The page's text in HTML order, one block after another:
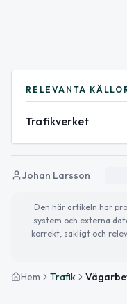
RELEVANTA
Trafikverket
Johan Larsson
Den här artikeln har
system och externa
korrekt, sakligt och
Hem Trafik